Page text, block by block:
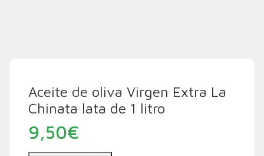
Aceite de oliva Virgen Extra La
Chinata lata de 1 litro
9,50€